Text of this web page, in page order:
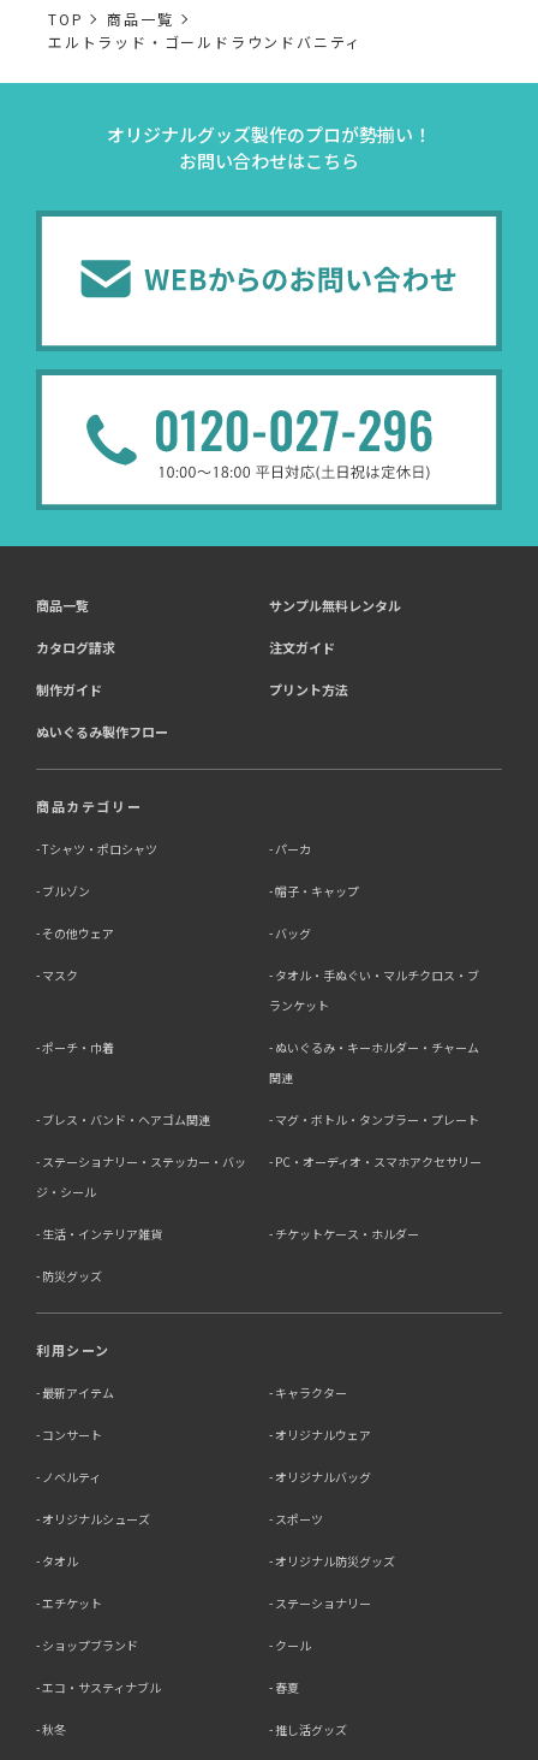
TOP
商品一覧
エルトラッド・ゴールドラウンドバニティ
オリジナルグッズ製作のプロが勢揃い！
お問い合わせはこちら
商品一覧 サンプル無料レンタル
カタログ請求 注文ガイド
制作ガイド プリント方法
ぬいぐるみ製作フロー
商品カテゴリー
Tシャツ・ポロシャツ パーカ
ブルゾン 帽子・キャップ
その他ウェア バッグ
マスク
タオル・手ぬぐい・マルチクロス・ブ
ランケット
ポーチ・巾着
ぬいぐるみ・キーホルダー・チャーム
関連
ブレス・バンド・ヘアゴム関連 マグ・ボトル・タンブラー・プレート
ステーショナリー・ステッカー・バッ
ジ・シール
PC・オーディオ・スマホアクセサリー
生活・インテリア雑貨 チケットケース・ホルダー
防災グッズ
利用シーン
最新アイテム キャラクター
コンサート オリジナルウェア
ノベルティ オリジナルバッグ
オリジナルシューズ スポーツ
タオル オリジナル防災グッズ
エチケット ステーショナリー
ショップブランド クール
エコ・サスティナブル 春夏
秋冬 推し活グッズ